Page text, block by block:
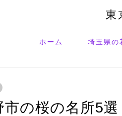
東
ホーム 埼玉県の
の桜の名所5